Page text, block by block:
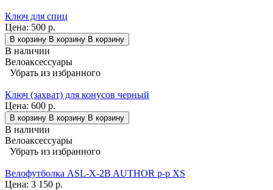
Ключ для спиц
Цена: 500 р.
В корзину В корзину В корзину
В наличии
Велоаксессуары
Убрать из избранного
Ключ (захват) для конусов черный
Цена: 600 р.
В корзину В корзину В корзину
В наличии
Велоаксессуары
Убрать из избранного
Велофутболка ASL-X-2B AUTHOR р-р XS
Цена: 3 150 р.